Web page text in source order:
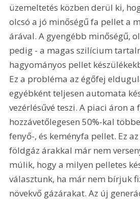
üzemeltetés közben derül ki,
olcsó a jó minőségű fa pellet a
árával. A gyengébb minőségű,
pedig - a magas szilícium
hagyományos pellet
Ez a probléma az égőfej
egyébként teljesen automata
vezérlésűvé teszi. A piaci áron a
hozzávetőlegesen 50%-kal
fenyő-, és keményfa pellet. Ez
földgáz árakkal már nem
múlik, hogy a milyen pelletes
választunk, ha már nem bírjuk
növekvő gázárakat. Az új